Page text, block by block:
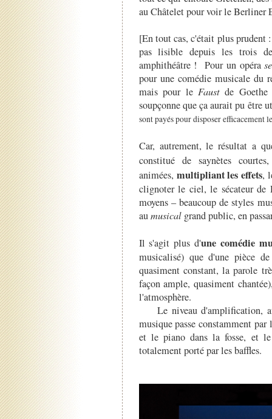
au Châtelet pour voir le Berliner
[En tout cas, c'était plus prudent
pas lisible depuis les trois
amphithéâtre ! Pour un opéra
pour une comédie musicale du
mais pour leFaust de
soupçonne que ça aurait pu être
sont payés pour disposer efficacement
Car, autrement, le résultat a
constitué de saynètes
animées, multipliant les effets,
clignoter le ciel, le sécateur de
moyens – beaucoup de styles
aumusicalgrand public, en
Il s'agit plus d'une comédie
musicalisé) que d'une pièce
quasiment constant, la parole
façon ample, quasiment
l'atmosphère.
Le niveau d'amplification,
musique passe constamment
et le piano dans la fosse, et le
totalement porté par les baffles.